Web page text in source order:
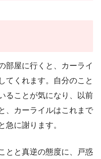
部屋に行くと、カーライ
てくれます。自分のこと
ることが気になり、以前
、カーライルはこれまで
急に謝ります。
とと真逆の態度に、戸惑